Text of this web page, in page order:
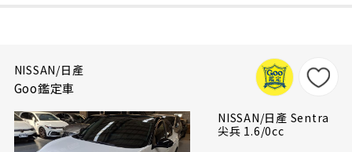
NISSAN/日產
Goo鑑定車
NISSAN/日產 Sentra
尖兵 1.6/0cc